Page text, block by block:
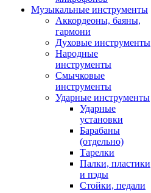
Музыкальные инструменты
Аккордеоны, баяны,
гармони
Духовые инструменты
Народные
инструменты
Смычковые
инструменты
Ударные инструменты
Ударные
установки
Барабаны
(отдельно)
Тарелки
Палки, пластики
и пэды
Стойки, педали